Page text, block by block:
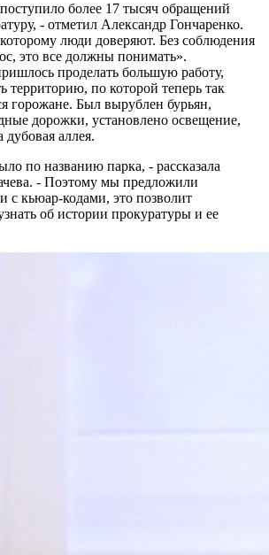
поступило более 17 тысяч обращений
- отметил Александр Гончаренко.
люди доверяют. Без соблюдения
это все должны понимать».
проделать большую работу,
территорию, по которой теперь так
горожане. Был вырублен бурьян,
дорожки, установлено освещение,
аллея.
по названию парка, - рассказала
- Поэтому мы предложили
с кьюар-кодами, это позволит
об истории прокуратуры и ее